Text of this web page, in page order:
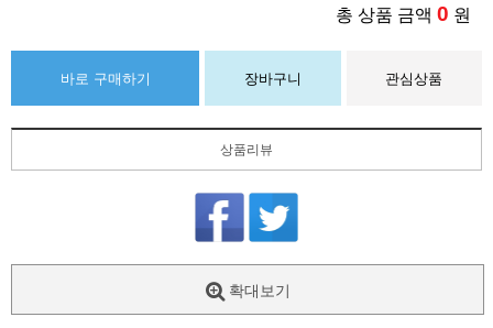
총 상품 금액 0 원
바로 구매하기 장바구니 관심상품
상품리뷰
확대보기